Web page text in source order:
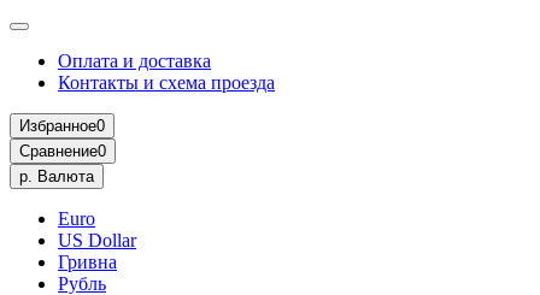
Оплата и доставка
Контакты и схема проезда
Избранное0
Сравнение0
р. Валюта
Euro
US Dollar
Гривна
Рубль